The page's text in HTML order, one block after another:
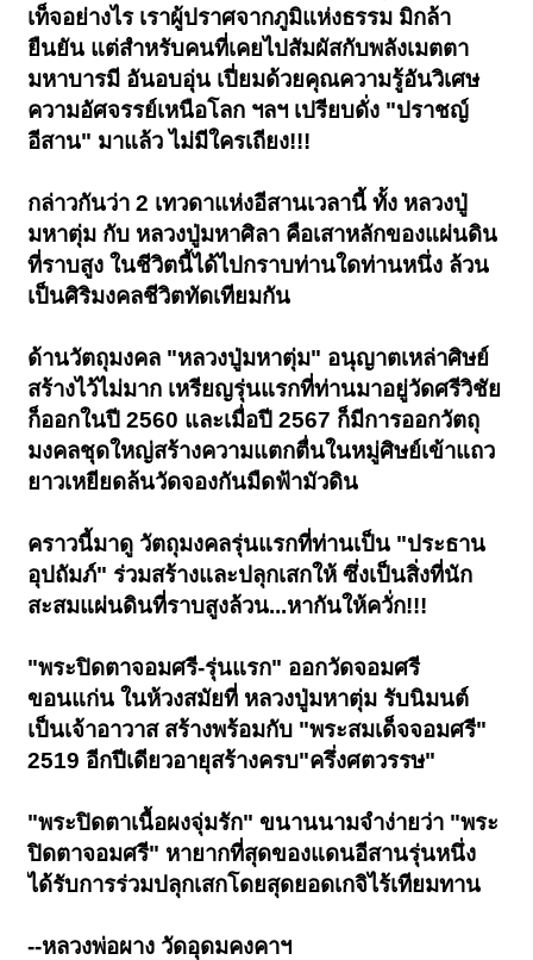
เท็จอย่างไร เราผู้ปราศจากภูมิแห่งธรรม มิกล้า
ยืนยัน แต่สำหรับคนที่เคยไปสัมผัสกับพลังเมตตา
มหาบารมี อันอบอุ่น เปี่ยมด้วยคุณความรู้อันวิเศษ
ความอัศจรรย์เหนือโลก ฯลฯ เปรียบดั่ง "ปราชญ์
อีสาน" มาแล้ว ไม่มีใครเถียง!!!
กล่าวกันว่า 2 เทวดาแห่งอีสานเวลานี้ ทั้ง หลวงปู่
มหาตุ่ม กับ หลวงปู่มหาศิลา คือเสาหลักของแผ่นดิน
ที่ราบสูง ในชีวิตนี้ได้ไปกราบท่านใดท่านหนึ่ง ล้วน
เป็นศิริมงคลชีวิตทัดเทียมกัน
ด้านวัตถุมงคล "หลวงปู่มหาตุ่ม" อนุญาตเหล่าศิษย์
สร้างไว้ไม่มาก เหรียญรุ่นแรกที่ท่านมาอยู่วัดศรีวิชัย
ก็ออกในปี 2560 และเมื่อปี 2567 ก็มีการออกวัตถุ
มงคลชุดใหญ่สร้างความแตกตื่นในหมู่ศิษย์เข้าแถว
ยาวเหยียดล้นวัดจองกันมืดฟ้ามัวดิน
คราวนี้มาดู วัตถุมงคลรุ่นแรกที่ท่านเป็น "ประธาน
อุปถัมภ์" ร่วมสร้างและปลุกเสกให้ ซึ่งเป็นสิ่งที่นัก
สะสมแผ่นดินที่ราบสูงล้วน...หากันให้ควั่ก!!!
"พระปิดตาจอมศรี-รุ่นแรก" ออกวัดจอมศรี
ขอนแก่น ในห้วงสมัยที่ หลวงปู่มหาตุ่ม รับนิมนต์
เป็นเจ้าอาวาส สร้างพร้อมกับ "พระสมเด็จจอมศรี"
2519 อีกปีเดียวอายุสร้างครบ"ครึ่งศตวรรษ"
"พระปิดตาเนื้อผงจุ่มรัก" ขนานนามจำง่ายว่า "พระ
ปิดตาจอมศรี" หายากที่สุดของแดนอีสานรุ่นหนึ่ง
ได้รับการร่วมปลุกเสกโดยสุดยอดเกจิไร้เทียมทาน
--หลวงพ่อผาง วัดอุดมคงคาฯ